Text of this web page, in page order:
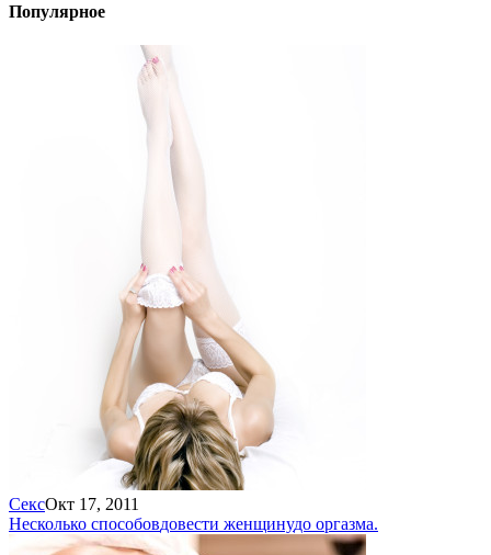
Популярное
СексОкт 17, 2011
Несколько способовдовести женщинудо оргазма.